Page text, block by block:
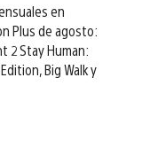
en
Plus de agosto:
2 Stay Human:
Big Walk y